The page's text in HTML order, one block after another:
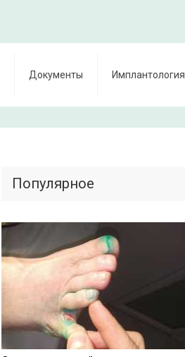
Документы Имплантология
Популярное